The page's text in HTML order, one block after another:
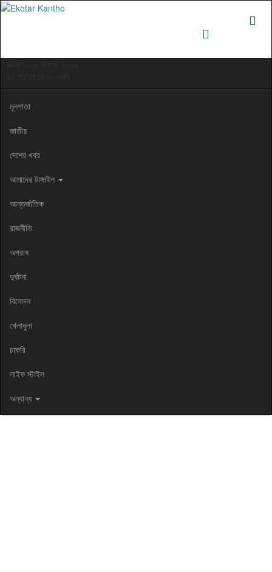
মূলপাতা
জাতীয়
দেশের খবর
আমাদের টাঙ্গাইল
আন্তর্জাতিক
রাজনীতি
অপরাধ
দুর্ঘটনা
বিনোদন
খেলাধুলা
চাকরি
লাইফ স্টাইল
অন্যান্য